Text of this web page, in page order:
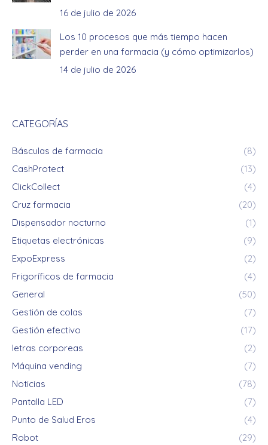
16 de julio de 2026
Los 10 procesos que más tiempo hacen
perder en una farmacia (y cómo optimizarlos)
14 de julio de 2026
CATEGORÍAS
Básculas de farmacia
(8)
CashProtect
(13)
ClickCollect
(4)
Cruz farmacia
(20)
Dispensador nocturno
(1)
Etiquetas electrónicas
(9)
ExpoExpress
(2)
Frigoríficos de farmacia
(4)
General
(50)
Gestión de colas
(7)
Gestión efectivo
(17)
letras corporeas
(2)
Máquina vending
(7)
Noticias
(78)
Pantalla LED
(7)
Punto de Salud Eros
(4)
Robot
(29)